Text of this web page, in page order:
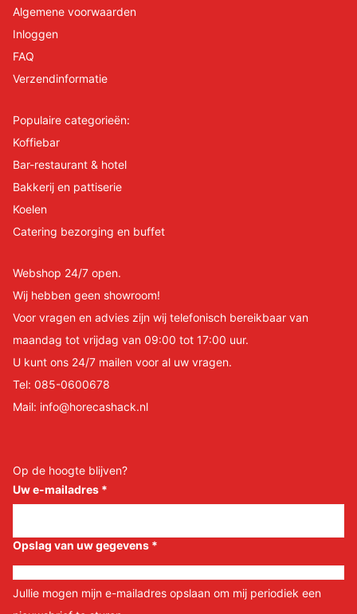
Algemene voorwaarden
Inloggen
FAQ
Verzendinformatie
Populaire categorieën:
Koffiebar
Bar-restaurant & hotel
Bakkerij en pattiserie
Koelen
Catering bezorging en buffet
Webshop 24/7 open.
Wij hebben geen showroom!
Voor vragen en advies zijn wij telefonisch bereikbaar van
maandag tot vrijdag van 09:00 tot 17:00 uur.
U kunt ons 24/7 mailen voor al uw vragen.
Tel: 085-0600678
Mail: info@horecashack.nl
Op de hoogte blijven?
Uw e-mailadres *
Opslag van uw gegevens *
Jullie mogen mijn e-mailadres opslaan om mij periodiek een